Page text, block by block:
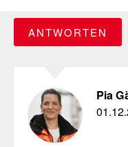
ANTWORTEN
Pia